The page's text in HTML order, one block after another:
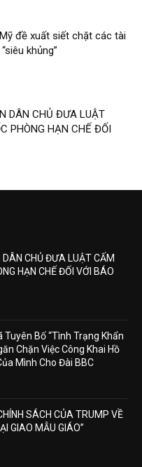
đề xuất siết chặt các tài
khủng”
DÂN CHỦ ĐƯA LUẬT
PHÒNG HẠN CHẾ ĐỐI
DÂN CHỦ ĐƯA LUẬT CẤM
HẠN CHẾ ĐỐI VỚI BÁO
Tuyên Bố “Tình Trạng Khẩn
Chặn Việc Công Khai Hồ
Mình Cho Đài BBC
SÁCH CỦA TRUMP VỀ
GIAO MẪU GIÁO”